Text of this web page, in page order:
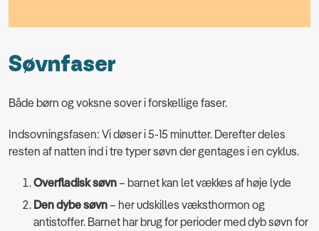
Søvnfaser
Både børn og voksne sover i forskellige faser.
Indsovningsfasen: Vi døser i 5-15 minutter. Derefter deles
resten af natten ind i tre typer søvn der gentages i en cyklus.
Overfladisk søvn– barnet kan let vækkes af høje lyde
Den dybe søvn– her udskilles væksthormon og
antistoffer. Barnet har brug for perioder med dyb søvn for